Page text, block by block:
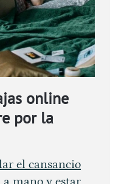
online
por la
el cansancio